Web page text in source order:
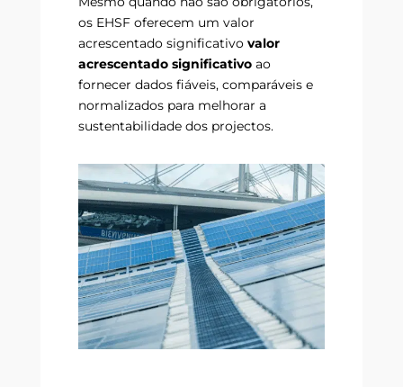
os EHSF oferecem um valor
acrescentado significativo valor
acrescentado significativoao
fornecer dados fiáveis, comparáveis e
normalizados para melhorar a
sustentabilidade dos projectos.